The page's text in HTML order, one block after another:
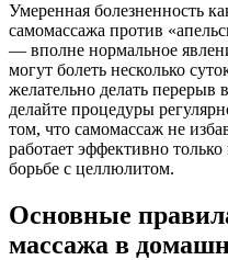
Умеренная болезненность
самомассажа против
— вполне нормальное
могут болеть несколько
желательно делать перерыв
делайте процедуры
том, что самомассаж не
работает эффективно
борьбе с целлюлитом.
Основные
массажа в